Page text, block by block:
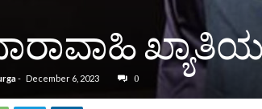
ಧಾರಾವಾಹಿ
- December 6, 2023 0